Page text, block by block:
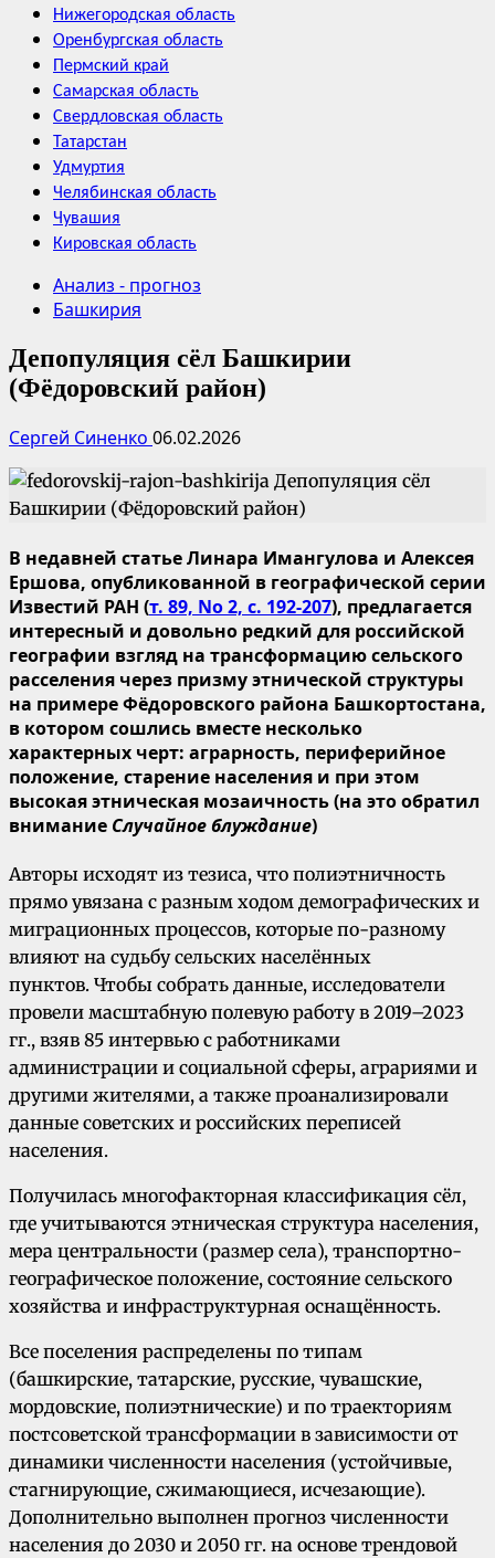
Нижегородская область
Оренбургская область
Пермский край
Самарская область
Свердловская область
Татарстан
Удмуртия
Челябинская область
Чувашия
Кировская область
Анализ - прогноз
Башкирия
Депопуляция сёл Башкирии
(Фёдоровский район)
Сергей Синенко 06.02.2026
В недавней статье Линара Имангулова и Алексея
Ершова, опубликованной в географической серии
Известий РАН (т. 89, No 2, с. 192-207), предлагается
интересный и довольно редкий для российской
географии взгляд на трансформацию сельского
расселения через призму этнической структуры
на примере Фёдоровского района Башкортостана,
в котором сошлись вместе несколько
характерных черт: аграрность, периферийное
положение, старение населения и при этом
высокая этническая мозаичность (на это обратил
внимание Случайное блуждание)
Авторы исходят из тезиса, что полиэтничность
прямо увязана с разным ходом демографических и
миграционных процессов, которые по-разному
влияют на судьбу сельских населённых
пунктов. Чтобы собрать данные, исследователи
провели масштабную полевую работу в 2019–2023
гг., взяв 85 интервью с работниками
администрации и социальной сферы, аграриями и
другими жителями, а также проанализировали
данные советских и российских переписей
населения.
Получилась многофакторная классификация сёл,
где учитываются этническая структура населения,
мера центральности (размер села), транспортно-
географическое положение, состояние сельского
хозяйства и инфраструктурная оснащённость.
Все поселения распределены по типам
(башкирские, татарские, русские, чувашские,
мордовские, полиэтнические) и по траекториям
постсоветской трансформации в зависимости от
динамики численности населения (устойчивые,
стагнирующие, сжимающиеся, исчезающие).
Дополнительно выполнен прогноз численности
населения до 2030 и 2050 гг. на основе трендовой